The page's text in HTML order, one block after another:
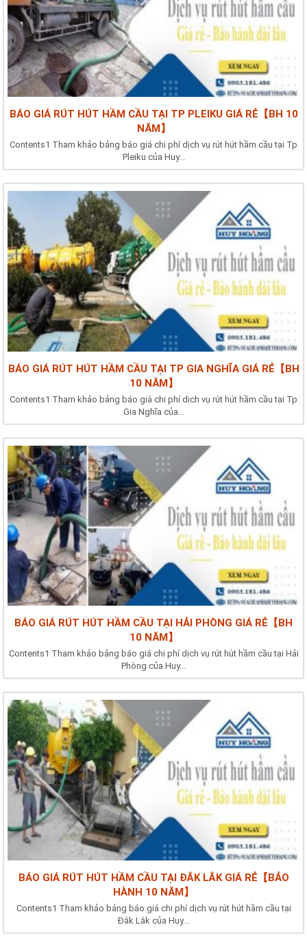
BÁO GIÁ RÚT HÚT HẦM CẦU TẠI TP PLEIKU GIÁ RẺ【BH 10
NĂM】
Contents1 Tham khảo bảng báo giá chi phí dịch vụ rút hút hầm cầu tại Tp
Pleiku của Huy...
BÁO GIÁ RÚT HÚT HẦM CẦU TẠI TP GIA NGHĨA GIÁ RẺ【BH
10 NĂM】
Contents1 Tham khảo bảng báo giá chi phí dịch vụ rút hút hầm cầu tại Tp
Gia Nghĩa của...
BÁO GIÁ RÚT HÚT HẦM CẦU TẠI HẢI PHÒNG GIÁ RẺ【BH
10 NĂM】
Contents1 Tham khảo bảng báo giá chi phí dịch vụ rút hút hầm cầu tại Hải
Phòng của Huy...
BÁO GIÁ RÚT HÚT HẦM CẦU TẠI ĐẮK LẮK GIÁ RẺ【BẢO
HÀNH 10 NĂM】
Contents1 Tham khảo bảng báo giá chi phí dịch vụ rút hút hầm cầu tại
Đắk Lắk của Huy...